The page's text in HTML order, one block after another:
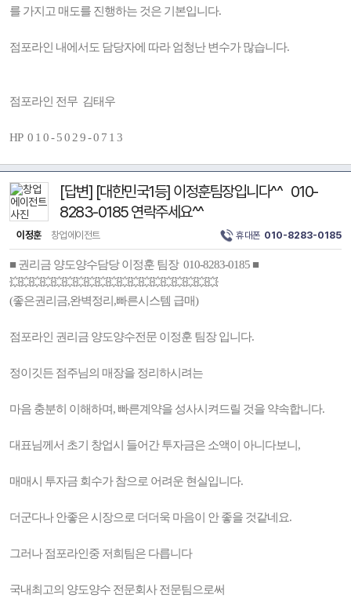
를 가지고 매도를 진행하는 것은 기본입니다.
점포라인 내에서도 담당자에 따라 엄청난 변수가 많습니다.
점포라인 전무 김태우
HP 0 1 0 - 5 0 2 9 - 0 7 1 3
[답변] [대한민국1등] 이정훈팀장입니다^^ 010-
8283-0185 연락주세요^^
이정훈 창업에이전트 휴대폰 010-8283-0185
■ 권리금 양도양수담당 이정훈 팀장 010-8283-0185 ■
💥💥💥💥💥💥💥💥💥💥💥💥💥💥💥💥💥💥💥
(좋은권리금,완벽정리,빠른시스템 급매)
점포라인 권리금 양도양수전문 이정훈 팀장 입니다.
정이깃든 점주님의 매장을 정리하시려는
마음 충분히 이해하며, 빠른계약을 성사시켜드릴 것을 약속합니다.
대표님께서 초기 창업시 들어간 투자금은 소액이 아니다보니,
매매시 투자금 회수가 참으로 어려운 현실입니다.
더군다나 안좋은 시장으로 더더욱 마음이 안 좋을 것같네요.
그러나 점포라인중 저희팀은 다릅니다
국내최고의 양도양수 전문회사 전문팀으로써